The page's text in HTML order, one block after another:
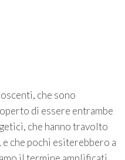
che sono
di essere entrambe
che hanno travolto
che pochi esiterebbero a